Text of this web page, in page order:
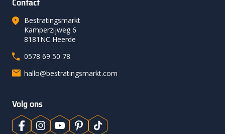
Bestratingsmarkt
Kamperzijweg 6
8181NC Heerde
0578 69 50 78
hallo@bestratingsmarkt.com
Volg ons